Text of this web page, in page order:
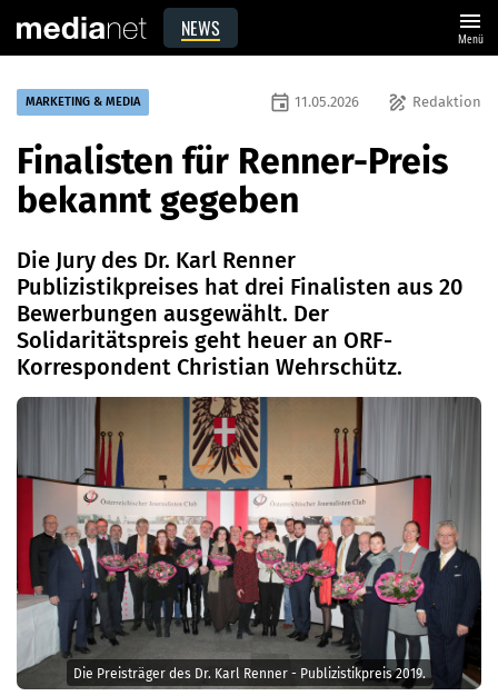
NEWS menu
Menü
Die Preisträger des Dr. Karl Renner - Publizistikpreis 2019.
MARKETING & MEDIA draw Redaktion
event 11.05.2026
Finalisten für Renner-Preis
bekannt gegeben
Die Jury des Dr. Karl Renner
Publizistikpreises hat drei Finalisten aus 20
Bewerbungen ausgewählt. Der
Solidaritätspreis geht heuer an ORF-
Korrespondent Christian Wehrschütz.